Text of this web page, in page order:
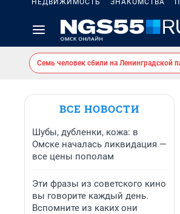
НЕДВИЖИМОСТЬ ЗНАКОМСТВА
Семь человек сбили на Ленинградской
ВСЕ НОВОСТИ
Шубы, дубленки, кожа: в
Омске началась ликвидация —
все цены пополам
Эти фразы из советского кино
вы говорите каждый день.
Вспомните из каких они